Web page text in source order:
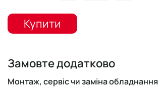
Купити
Замовте додатково
Монтаж, сервіс чи заміна обладнання